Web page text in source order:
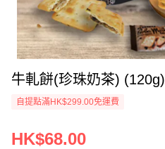
牛軋餅(珍珠奶茶) (120g)
自提點滿HK$299.00免運費
HK$68.00